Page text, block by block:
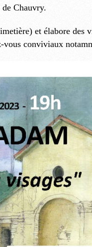
Chauvry.
et élabore des
conviviaux